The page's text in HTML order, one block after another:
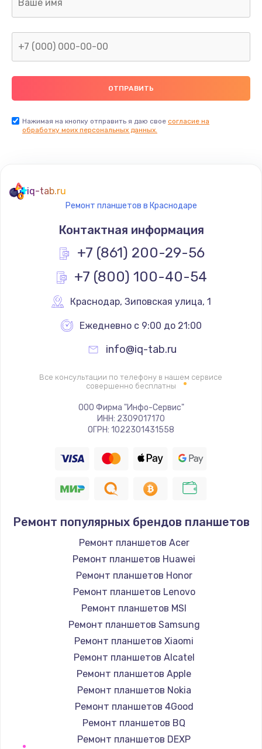
Замена датчика приближения
890 руб.
Заказать
Замена голосового динамика
490 руб.
Заказать
Замена основной камеры
Замена элемента
1190 руб.
Заказать
Замена материнской платы
1330 руб.
1190 руб.
Заказать
Заказать
Заказать
Нажимая на кнопку отправить я даю свое согласие на
обработку моих персональных данных.
iq-tab.ru
Ремонт планшетов в Краснодаре
Контактная информация
+7 (861) 200-29-56
+7 (800) 100-40-54
Краснодар, Зиповская улица, 1
Ежедневно с 9:00 до 21:00
info@iq-tab.ru
Все консультации по телефону в нашем сервисе
совершенно бесплатны
ООО Фирма "Инфо-Сервис"
ИНН: 2309017170
ОГРН: 1022301431558
Ремонт популярных брендов планшетов
Ремонт планшетов Acer
Ремонт планшетов Huawei
Ремонт планшетов Honor
Ремонт планшетов Lenovo
Ремонт планшетов MSI
Ремонт планшетов Samsung
Ремонт планшетов Xiaomi
Ремонт планшетов Alcatel
Ремонт планшетов Apple
Ремонт планшетов Nokia
Ремонт планшетов 4Good
Ремонт планшетов BQ
Ремонт планшетов DEXP